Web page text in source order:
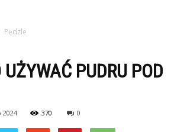
Pędzle
PUDRU POD
2024 370 0